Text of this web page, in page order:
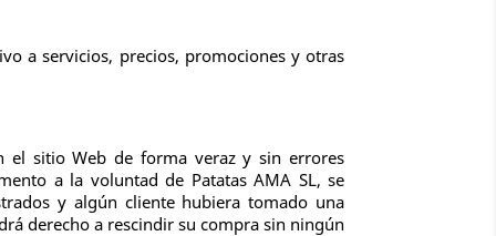
a servicios, precios, promociones y otras
el sitio Web de forma veraz y sin errores
a la voluntad de Patatas AMA SL, se
y algún cliente hubiera tomado una
derecho a rescindir su compra sin ningún